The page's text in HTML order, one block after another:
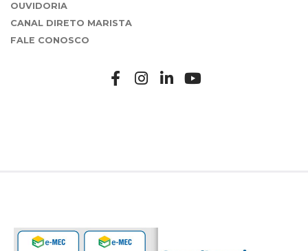
OUVIDORIA
CANAL DIRETO MARISTA
FALE CONOSCO